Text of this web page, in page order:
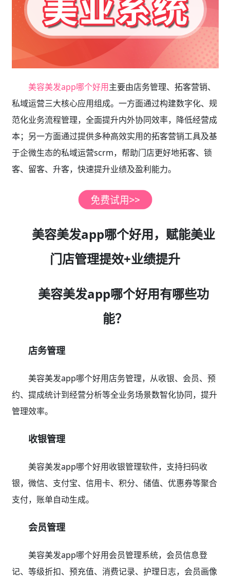
美容美发app哪个好用主要由店务管理、拓客营销、
私域运营三大核心应用组成。一方面通过构建数字化、规
范化业务流程管理，全面提升内外协同效率，降低经营成
本；另一方面通过提供多种高效实用的拓客营销工具及基
于企微生态的私域运营scrm，帮助门店更好地拓客、锁
客、留客、升客，快速提升业绩及盈利能力。
美容美发app哪个好用，赋能美业
门店管理提效+业绩提升
美容美发app哪个好用有哪些功
能？
店务管理
美容美发app哪个好用店务管理，从收银、会员、预
约、提成统计到经营分析等全业务场景数智化协同，提升
管理效率。
收银管理
美容美发app哪个好用收银管理软件，支持扫码收
银，微信、支付宝、信用卡、积分、储值、优惠券等聚合
支付，账单自动生成。
会员管理
美容美发app哪个好用会员管理系统，会员信息登
记、等级折扣、预充值、消费记录、护理日志，会员画像